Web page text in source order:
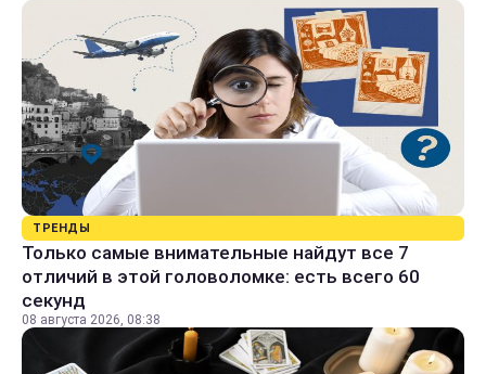
ТРЕНДЫ
Только самые внимательные найдут все 7
отличий в этой головоломке: есть всего 60
секунд
08 августа 2026, 08:38